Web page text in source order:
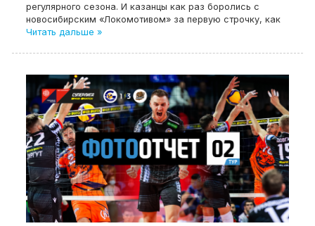
регулярного сезона. И казанцы как раз боролись с
новосибирским «Локомотивом» за первую строчку, как
Читать дальше »